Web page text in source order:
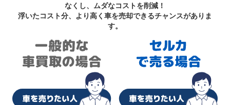
なくし、ムダなコストを削減！
浮いたコスト分、より高く車を売却できるチャンスがありま
す。